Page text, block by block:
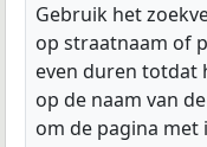
Gebruik het
op straatnaam of
even duren totdat
op de naam van
om de pagina